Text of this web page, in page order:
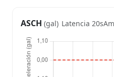
ASCH (gal) Latencia 20s